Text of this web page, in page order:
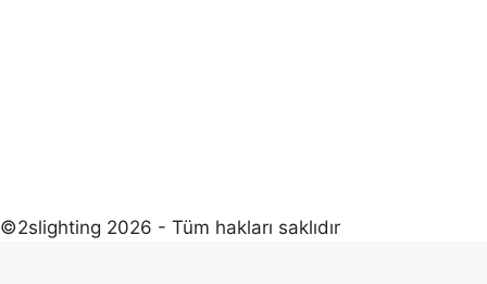
©2slighting 2026 - Tüm hakları saklıdır